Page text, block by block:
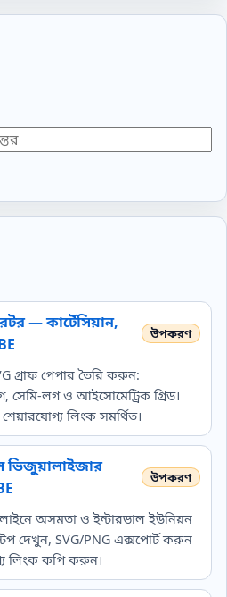
— কার্টেসিয়ান,
গ্রাফ পেপার তৈরি করুন:
সেমি-লগ ও আইসোমেট্রিক গ্রিড।
লিংক সমর্থিত।
ভিজুয়ালাইজার
লাইনে অসমতা ও ইন্টারভাল ইউনিয়ন
দেখুন, SVG/PNG এক্সপোর্ট করুন
লিংক কপি করুন।